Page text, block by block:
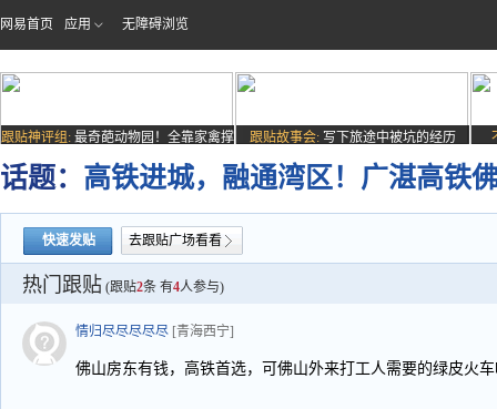
网易首页 应用 无障碍浏览
跟贴神评组: 最奇葩动物园！全靠家禽撑
场子
跟贴故事会: 写下旅途中被坑的经历
话题： 高铁进城，融通湾区！广湛高铁
快速发贴 去跟贴广场看看
热门跟贴 (跟贴2条 有4人参与)
情归尽尽尽尽尽 [青海西宁]
佛山房东有钱，高铁首选，可佛山外来打工人需要的绿皮火